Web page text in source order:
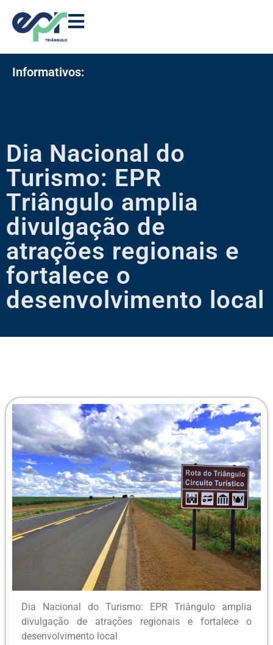
Informativos:
Dia Nacional do
Turismo: EPR
Triângulo amplia
divulgação de
atrações regionais e
fortalece o
desenvolvimento local
Dia Nacional do Turismo: EPR Triângulo amplia
divulgação de atrações regionais e fortalece o
desenvolvimento local